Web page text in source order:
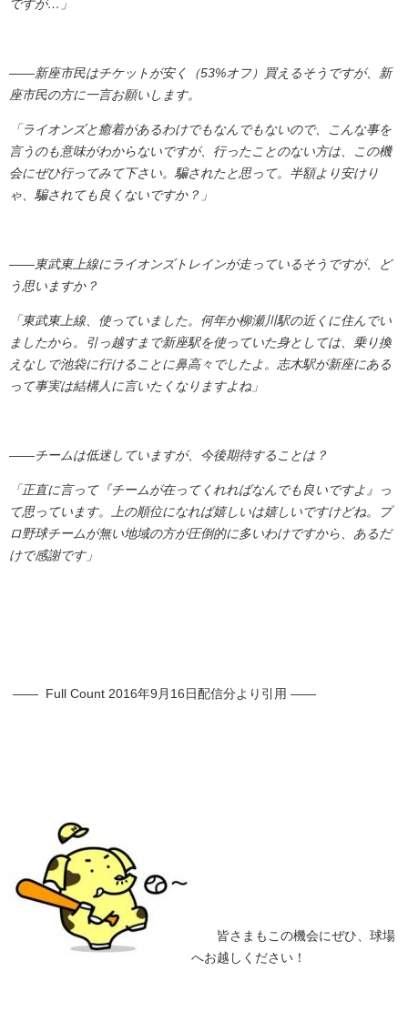
ですが…」
――新座市民はチケットが安く（53%オフ）買えるそうですが、新
座市民の方に一言お願いします。
「ライオンズと癒着があるわけでもなんでもないので、こんな事を
言うのも意味がわからないですが、行ったことのない方は、この機
会にぜひ行ってみて下さい。騙されたと思って。半額より安けり
ゃ、騙されても良くないですか？」
――東武東上線にライオンズトレインが走っているそうですが、ど
う思いますか？
「東武東上線、使っていました。何年か柳瀬川駅の近くに住んでい
ましたから。引っ越すまで新座駅を使っていた身としては、乗り換
えなしで池袋に行けることに鼻高々でしたよ。志木駅が新座にある
って事実は結構人に言いたくなりますよね」
――チームは低迷していますが、今後期待することは？
「正直に言って『チームが在ってくれればなんでも良いですよ』っ
て思っています。上の順位になれば嬉しいは嬉しいですけどね。プ
ロ野球チームが無い地域の方が圧倒的に多いわけですから、あるだ
けで感謝です」
―― Full Count 2016年9月16日配信分より引用 ――
皆さまもこの機会にぜひ、球場
へお越しください！